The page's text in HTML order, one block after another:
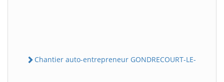
Chantier auto-entrepreneur GONDRECOURT-LE-